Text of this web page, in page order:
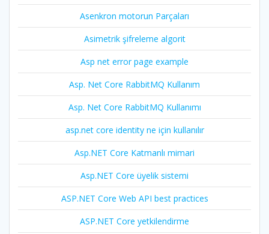
Asenkron motorun Parçaları
Asimetrik şifreleme algorit
Asp net error page example
Asp. Net Core RabbitMQ Kullanım
Asp. Net Core RabbitMQ Kullanımı
asp.net core identity ne için kullanılır
Asp.NET Core Katmanlı mimari
Asp.NET Core üyelik sistemi
ASP.NET Core Web API best practices
ASP.NET Core yetkilendirme